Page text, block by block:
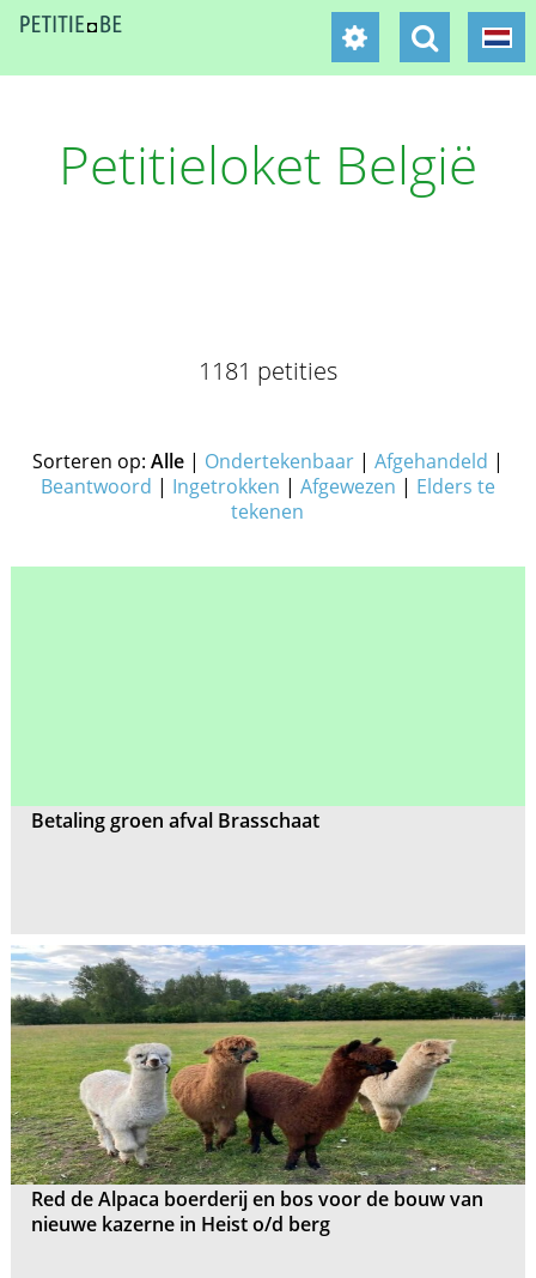
Petitieloket België
1181 petities
Sorteren op: Alle| Ondertekenbaar| Afgehandeld |
Beantwoord | Ingetrokken | Afgewezen | Elders te
tekenen
Betaling groen afval Brasschaat
Red de Alpaca boerderij en bos voor de bouw van
nieuwe kazerne in Heist o/d berg